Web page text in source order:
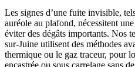
Les signes d’une fuite invisible,
auréole au plafond, nécessitent
éviter des dégâts importants. Nos
sur-Juine utilisent des méthodes
thermique ou le gaz traceur, pour